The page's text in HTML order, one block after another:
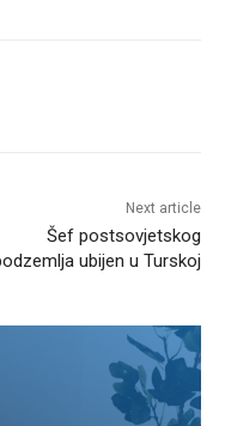
Next article
Šef postsovjetskog
ubijen u Turskoj